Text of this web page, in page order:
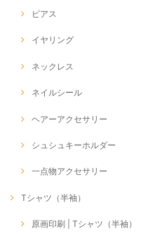
ピアス
イヤリング
ネックレス
ネイルシール
ヘアーアクセサリー
シュシュキーホルダー
一点物アクセサリー
Tシャツ（半袖）
原画印刷 | Tシャツ（半袖）